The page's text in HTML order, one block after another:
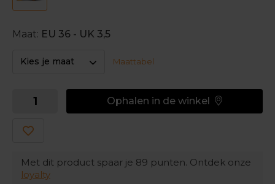
Maat: EU 36 - UK 3,5
Kies je maat Maattabel
Ophalen in de winkel
Met dit product spaar je 89 punten. Ontdek onze
loyalty